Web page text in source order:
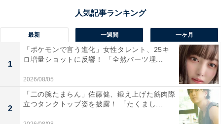
最新 一週間 一ヶ月
1
「ポケモンで言う進化」女性タレント、25キ
ロ増量ショットに反響！ 「全然パーツ埋...
2026/08/05
2
「二の腕たまらん」佐藤健、鍛え上げた筋肉際
立つタンクトップ姿を披露！ 「たくまし...